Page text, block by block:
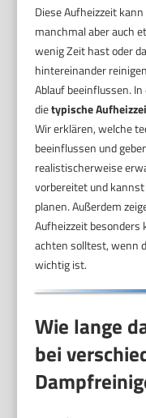
Diese Aufheizzeit
manchmal aber auch
wenig Zeit hast oder
hintereinander
Ablauf beeinflussen.
dietypische
Wir erklären, welche
beeinflussen und
realistischerweise
vorbereitet und
planen. Außerdem
Aufheizzeit besonders
achten solltest, wenn
wichtig ist.
Wie lange
bei